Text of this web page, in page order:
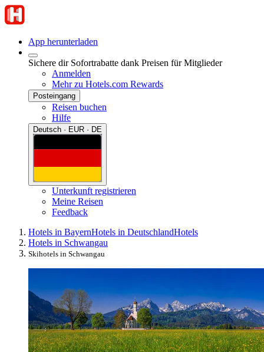
App herunterladen
Sichere dir Sofortrabatte dank Preisen für Mitglieder
Anmelden
Mehr zu Hotels.com Rewards
Posteingang
Reisen buchen
Hilfe
Deutsch · EUR · DE
Unterkunft registrieren
Meine Reisen
Feedback
Hotels in BayernHotels in DeutschlandHotels
Hotels in Schwangau
Skihotels in Schwangau